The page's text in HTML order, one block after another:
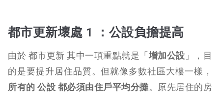
都市更新壞處 1 ： 公設負擔提高
由於 都市更新 其中一項重點就是「 增加公設 」，目
的是要提升居住品質。但就像多數社區大樓一樣，
所有的 公設 都必須由住戶平均分攤。原先居住的房